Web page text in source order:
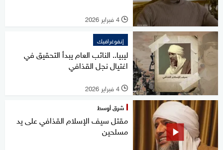
l 4 فبراير 2026
إنفوغرافيك
ليبيا.. النائب العام يبدأ التحقيق في
اغتيال نجل القذافي
l 4 فبراير 2026
شرق أوسط
مقتل سيف الإسلام القذافي على يد
مسلحين